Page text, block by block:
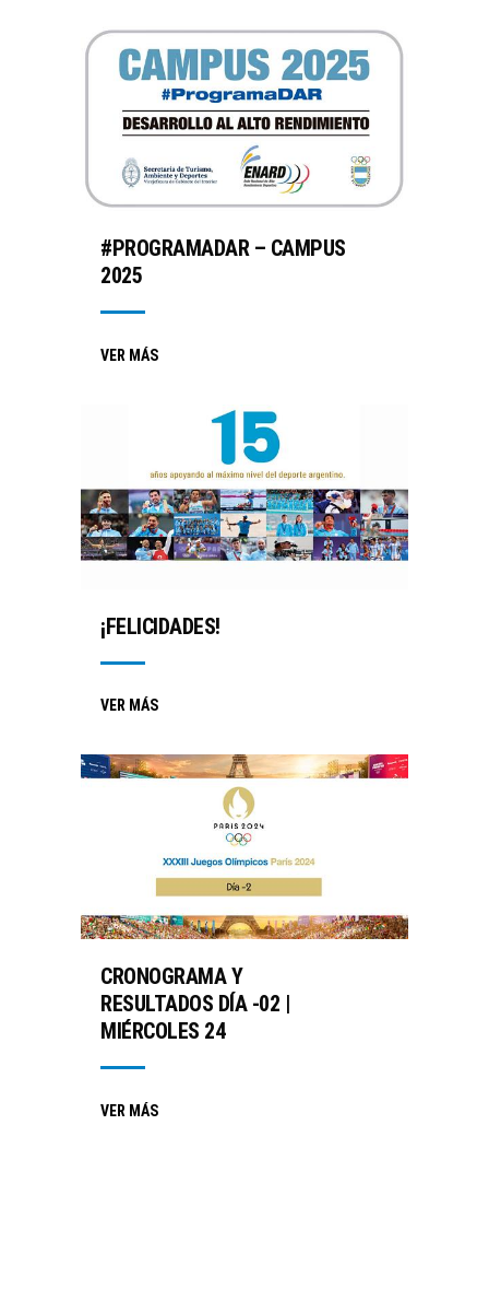
#PROGRAMADAR – CAMPUS
2025
VER MÁS
¡FELICIDADES!
VER MÁS
CRONOGRAMA Y
RESULTADOS DÍA -02 |
MIÉRCOLES 24
VER MÁS